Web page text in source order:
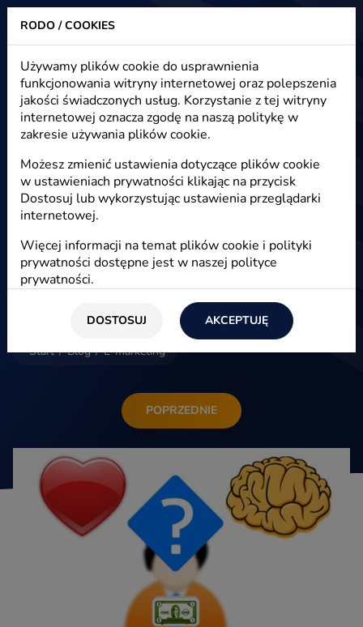
Heuristic - strony www, sklepy internetowe, e-marketing
E-marketing - artykuły, nowości,
blog
E-marketing
Start / Blog / E-marketing
POPRZEDNIE
RODO / COOKIES
Używamy plików cookie do usprawnienia
funkcjonowania witryny internetowej oraz polepszenia
jakości świadczonych usług. Korzystanie z tej witryny
internetowej oznacza zgodę na naszą politykę w
zakresie używania plików cookie.
Możesz zmienić ustawienia dotyczące plików cookie
w ustawieniach prywatności klikając na przycisk
Dostosuj lub wykorzystując ustawienia przeglądarki
internetowej.
Więcej informacji na temat plików cookie i polityki
prywatności dostępne jest w naszej polityce
prywatności.
DOSTOSUJ AKCEPTUJĘ